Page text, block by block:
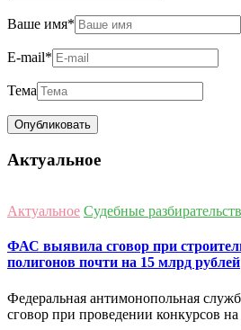
Ваше имя*
E-mail*
Тема
Актуальное
Актуальное Судебные
ФАС выявила сговор при
полигонов почти на 15 млрд рублей
Федеральная антимонопольная
сговор при проведении конкурсов на